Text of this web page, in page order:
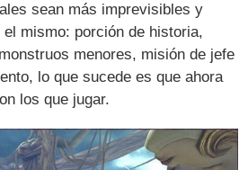
sean más imprevisibles y
mismo: porción de historia,
menores, misión de jefe
lo que sucede es que ahora
los que jugar.